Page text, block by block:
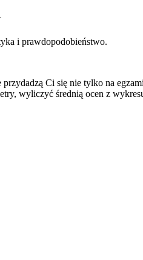
i prawdopodobieństwo.
Ci się nie tylko na
wyliczyć średnią ocen z